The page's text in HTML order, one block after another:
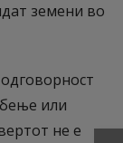
земени во
или
не е